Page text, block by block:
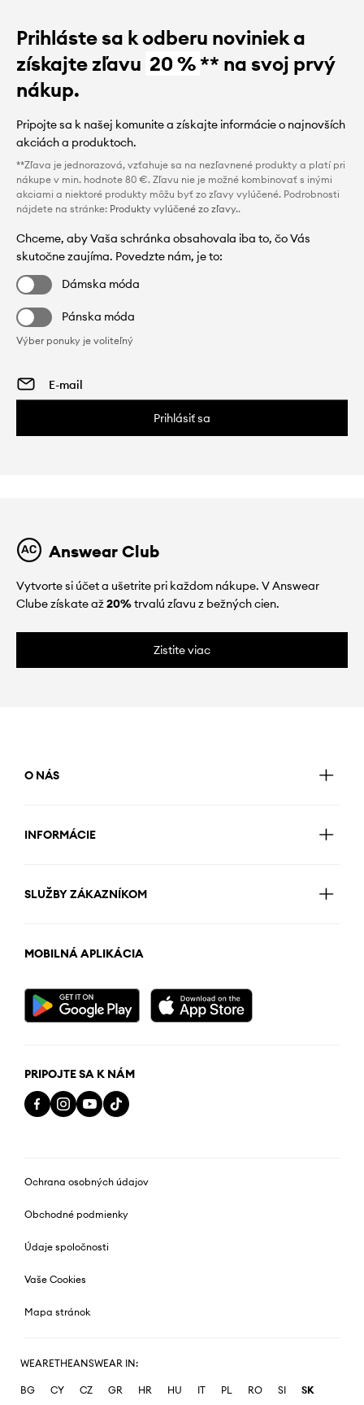
Prihláste sa k odberu noviniek a
získajte zľavu 20 %** na svoj prvý
nákup.
Pripojte sa k našej komunite a získajte informácie o najnovších
akciách a produktoch.
**Zľava je jednorazová, vzťahuje sa na nezľavnené produkty a platí pri
nákupe v min. hodnote 80 €. Zľavu nie je možné kombinovať s inými
akciami a niektoré produkty môžu byť zo zľavy vylúčené. Podrobnosti
nájdete na stránke: Produkty vylúčené zo zľavy..
Chceme, aby Vaša schránka obsahovala iba to, čo Vás
skutočne zaujíma. Povedzte nám, je to:
Dámska móda
Pánska móda
Výber ponuky je voliteľný
Prihlásiť sa
Answear Club
Vytvorte si účet a ušetrite pri každom nákupe. V Answear
Clube získate až20%trvalú zľavu z bežných cien.
Zistite viac
O NÁS
INFORMÁCIE
SLUŽBY ZÁKAZNÍKOM
MOBILNÁ APLIKÁCIA
PRIPOJTE SA K NÁM
Ochrana osobných údajov
Obchodné podmienky
Údaje spoločnosti
Vaše Cookies
Mapa stránok
WEARETHEANSWEAR IN:
BG CY CZ GR HR HU IT PL RO SI SK